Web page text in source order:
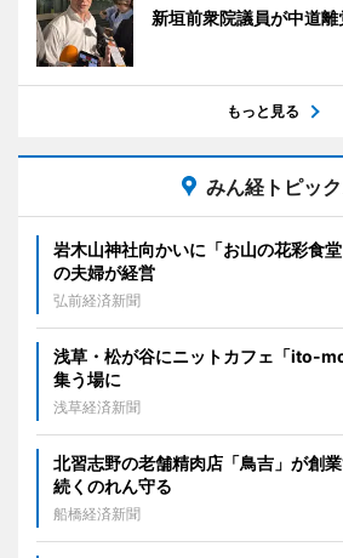
新垣前衆院議員が中道離
もっと見る
みん経トピッ
岩木山神社向かいに「お山の花彩食
の夫婦が経営
弘前経済新聞
浅草・松が谷にニットカフェ「ito-
集う場に
浅草経済新聞
北習志野の老舗精肉店「鳥吉」が創
続くのれん守る
船橋経済新聞